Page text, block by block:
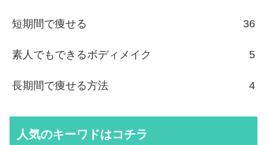
短期間で痩せる 36
素人でもできるボディメイク 5
長期間で痩せる方法 4
人気のキーワドはコチラ